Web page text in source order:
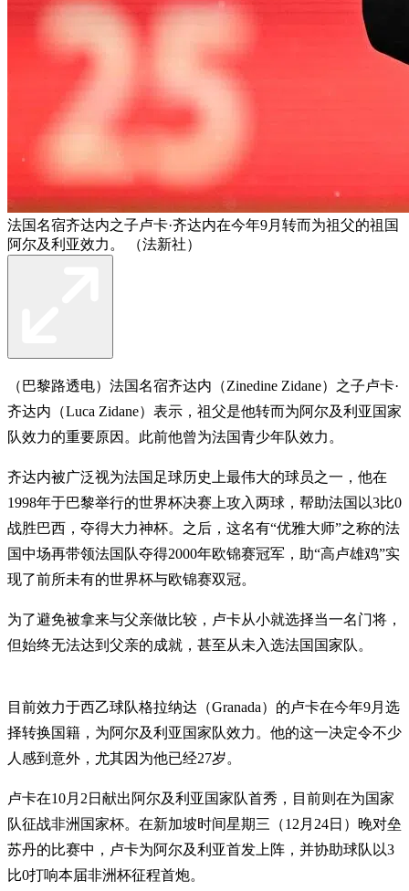
法国名宿齐达内之子卢卡·齐达内在今年9月转而为祖父的祖国
阿尔及利亚效力。 （法新社）
（巴黎路透电）法国名宿齐达内（Zinedine Zidane）之子卢卡·
齐达内（Luca Zidane）表示，祖父是他转而为阿尔及利亚国家
队效力的重要原因。此前他曾为法国青少年队效力。
齐达内被广泛视为法国足球历史上最伟大的球员之一，他在
1998年于巴黎举行的世界杯决赛上攻入两球，帮助法国以3比0
战胜巴西，夺得大力神杯。之后，这名有“优雅大师”之称的法
国中场再带领法国队夺得2000年欧锦赛冠军，助“高卢雄鸡”实
现了前所未有的世界杯与欧锦赛双冠。
为了避免被拿来与父亲做比较，卢卡从小就选择当一名门将，
但始终无法达到父亲的成就，甚至从未入选法国国家队。
目前效力于西乙球队格拉纳达（Granada）的卢卡在今年9月选
择转换国籍，为阿尔及利亚国家队效力。他的这一决定令不少
人感到意外，尤其因为他已经27岁。
卢卡在10月2日献出阿尔及利亚国家队首秀，目前则在为国家
队征战非洲国家杯。在新加坡时间星期三（12月24日）晚对垒
苏丹的比赛中，卢卡为阿尔及利亚首发上阵，并协助球队以3
比0打响本届非洲杯征程首炮。